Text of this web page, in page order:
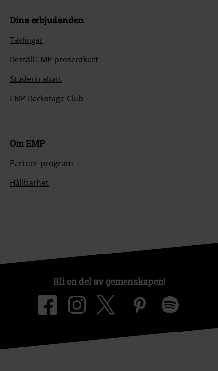
Dina erbjudanden
Tävlingar
Beställ EMP-presentkort
Studentrabatt
EMP Backstage Club
Om EMP
Partner-program
Hållbarhet
Bli en del av gemenskapen!